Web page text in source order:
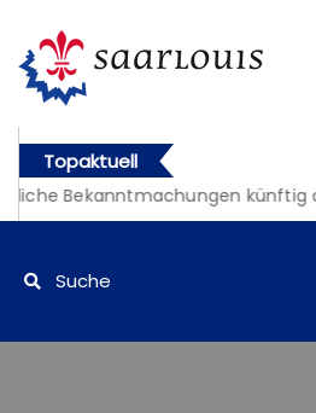
Topaktuell
Bekanntmachungen künftig